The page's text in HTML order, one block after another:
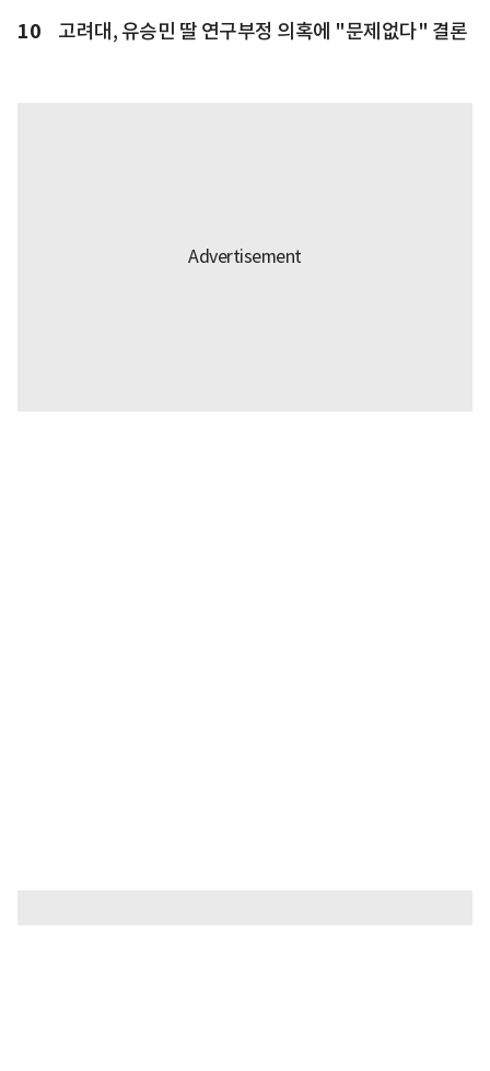
10 고려대, 유승민 딸 연구부정 의혹에 "문제없다" 결론